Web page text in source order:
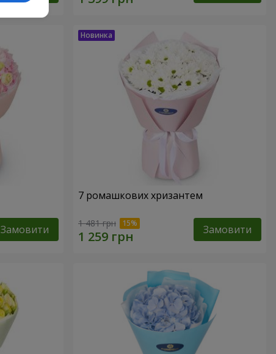
Замовити
7 ромашкових хризантем
1 481 грн Замовити